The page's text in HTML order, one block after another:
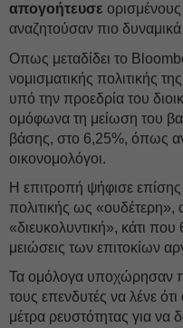
απογοήτευσε ορισμένους
αναζητούσαν πιο
Οπως μεταδίδει το
νομισματικής πολιτικής
υπό την προεδρία του
ομόφωνα τη μείωση του
βάσης, στο 6,25%, όπως
οικονομολόγοι.
Η επιτροπή ψήφισε
πολιτικής ως «ουδέτερη»,
«διευκολυντική», κάτι
μειώσεις των επιτοκίων
Τα ομόλογα υποχώρησαν
τους επενδυτές να λένε
μέτρα ρευστότητας για